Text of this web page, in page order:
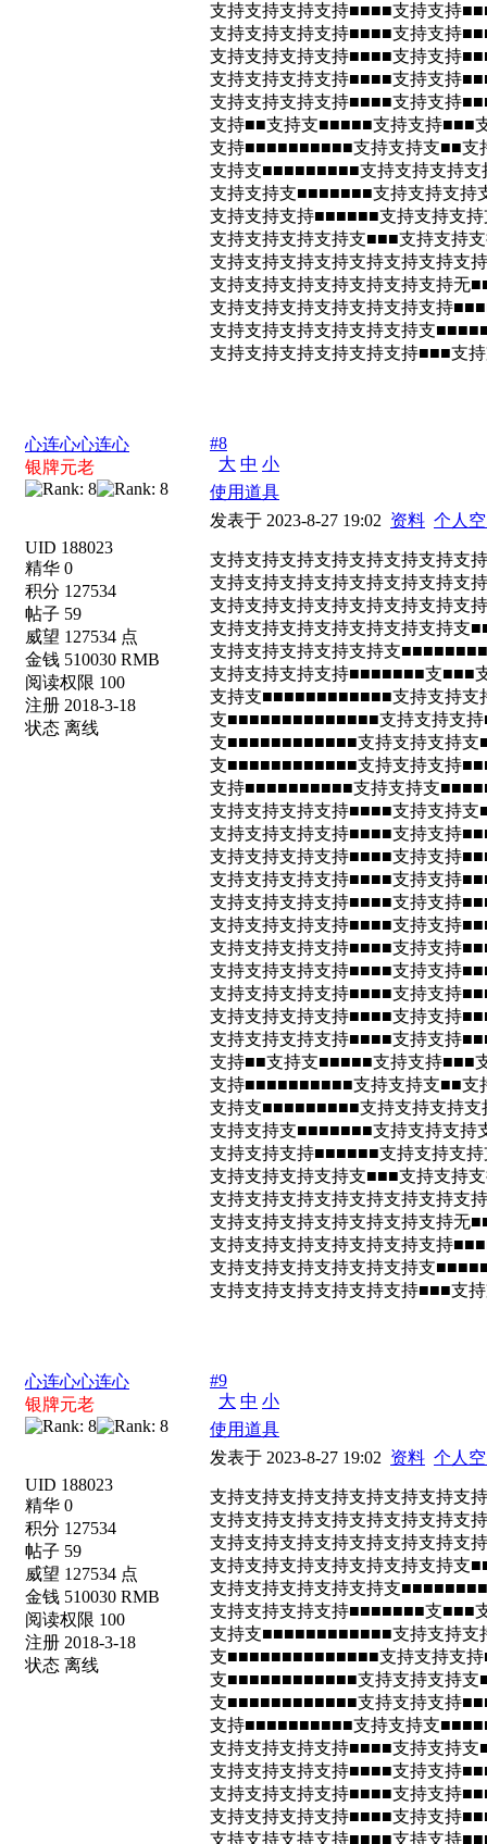
支持支持支持支持■■■■支持支持
支持支持支持支持■■■■支持支持
支持支持支持支持■■■■支持支持
支持支持支持支持■■■■支持支持
支持支持支持支持■■■■支持支持
支持■■支持支■■■■■支持支持■■■
支持■■■■■■■■■■支持支持支■■支
支持支■■■■■■■■■支持支持支持
支持支持支■■■■■■■支持支持支持
支持支持支持■■■■■■支持支持支
支持支持支持支持支■■■支持支持
支持支持支持支持支持支持支持支
支持支持支持支持支持支持支持
支持支持支持支持支持支持支持
支持支持支持支持支持支持支
支持支持支持支持支持支持■■■支
心连心心连心
银牌元老
UID 188023
精华 0
积分 127534
帖子 59
威望 127534 点
金钱 510030 RMB
阅读权限 100
注册 2018-3-18
状态 离线
#8
大 中 小
使用道具
发表于 2023-8-27 19:02 资料 个人
支持支持支持支持支持支持支持支
支持支持支持支持支持支持支持支
支持支持支持支持支持支持支持
支持支持支持支持支持支持支持
支持支持支持支持支持支
支持支持支持支持■■■■■■■支■■■
支持支■■■■■■■■■■■■支持支持支
支■■■■■■■■■■■■■■支持支持支
支■■■■■■■■■■■■支持支持支持
支■■■■■■■■■■■■支持支持支持
支持■■■■■■■■■■支持支持支
支持支持支持支持■■■■支持支持
支持支持支持支持■■■■支持支持
支持支持支持支持■■■■支持支持
支持支持支持支持■■■■支持支持
支持支持支持支持■■■■支持支持
支持支持支持支持■■■■支持支持
支持支持支持支持■■■■支持支持
支持支持支持支持■■■■支持支持
支持支持支持支持■■■■支持支持
支持支持支持支持■■■■支持支持
支持支持支持支持■■■■支持支持
支持■■支持支■■■■■支持支持■■■
支持■■■■■■■■■■支持支持支■■支
支持支■■■■■■■■■支持支持支持
支持支持支■■■■■■■支持支持支持
支持支持支持■■■■■■支持支持支
支持支持支持支持支■■■支持支持
支持支持支持支持支持支持支持支
支持支持支持支持支持支持支持
支持支持支持支持支持支持支持
支持支持支持支持支持支持支
支持支持支持支持支持支持■■■支
心连心心连心
银牌元老
UID 188023
精华 0
积分 127534
帖子 59
威望 127534 点
金钱 510030 RMB
阅读权限 100
注册 2018-3-18
状态 离线
#9
大 中 小
使用道具
发表于 2023-8-27 19:02 资料 个人
支持支持支持支持支持支持支持支
支持支持支持支持支持支持支持支
支持支持支持支持支持支持支持
支持支持支持支持支持支持支持
支持支持支持支持支持支
支持支持支持支持■■■■■■■支■■■
支持支■■■■■■■■■■■■支持支持支
支■■■■■■■■■■■■■■支持支持支
支■■■■■■■■■■■■支持支持支持
支■■■■■■■■■■■■支持支持支持
支持■■■■■■■■■■支持支持支
支持支持支持支持■■■■支持支持
支持支持支持支持■■■■支持支持
支持支持支持支持■■■■支持支持
支持支持支持支持■■■■支持支持
支持支持支持支持■■■■支持支持